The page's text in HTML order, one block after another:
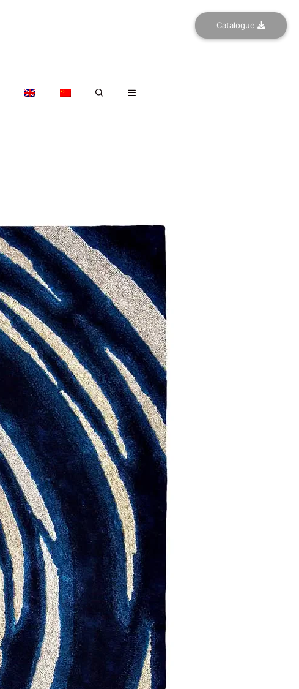
Catalogue